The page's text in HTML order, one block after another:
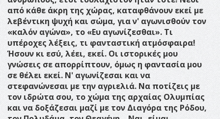
από κάθε άκρη της χώρας, καταφθάνουν εκεί με
λεβέντικη ψυχή και σώμα, για ν' αγωνισθούν τον
«καλόν αγώνα», το «Ευ αγωνίζεσθαι». Τι
υπέροχες λέξεις, τι φανταστική ατμόσφαιρα!
Ήσουν κι εσύ, λέει, εκεί. Οι ιστορικές μου
γνώσεις σε απορρίπτουν, όμως η φαντασία μου
σε θέλει εκεί. Ν' αγωνίζεσαι και να
στεφανώνεσαι με την αγριελιά. Να ποτίζεις με
τον ιδρώτα σου, το χώμα της αρχαίας Ολυμπίας
και να δοξάζεσαι μαζί με τον Διαγόρα της Ρόδου,